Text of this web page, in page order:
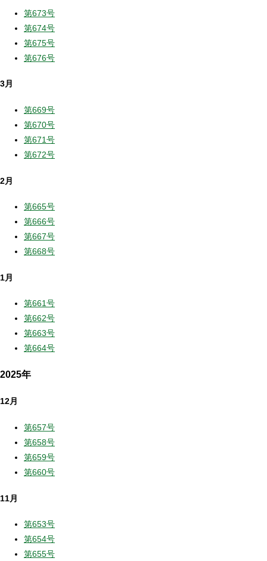
第673号
第674号
第675号
第676号
3月
第669号
第670号
第671号
第672号
2月
第665号
第666号
第667号
第668号
1月
第661号
第662号
第663号
第664号
2025年
12月
第657号
第658号
第659号
第660号
11月
第653号
第654号
第655号